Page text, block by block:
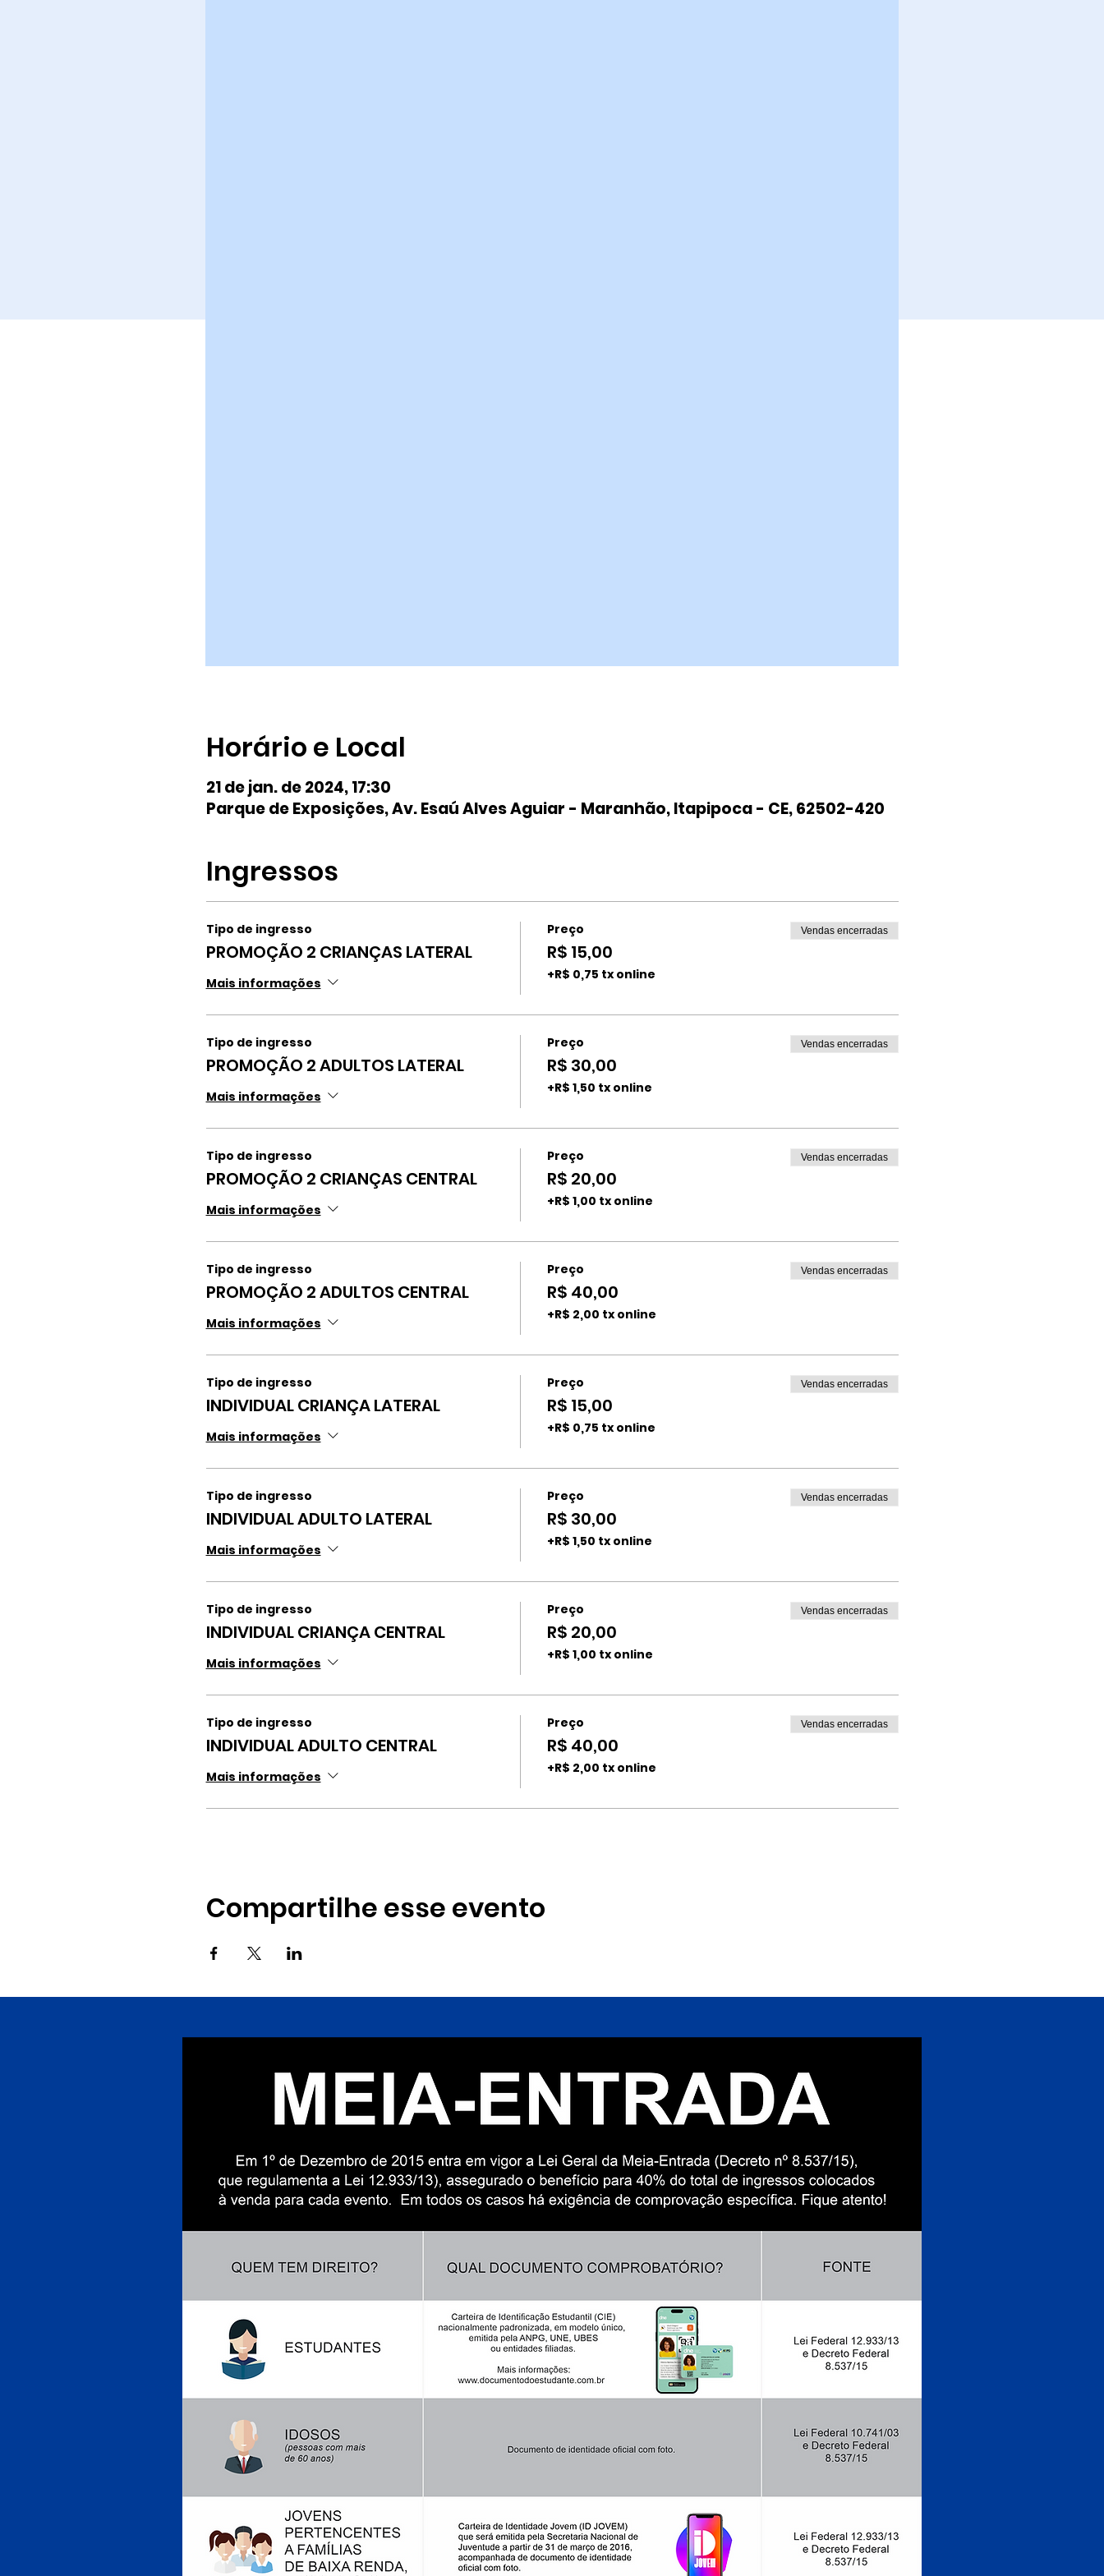
Horário e Local
21 de jan. de 2024, 17:30
Parque de Exposições, Av. Esaú Alves Aguiar - Maranhão, Itapipoca - CE, 62502-420
Ingressos
Tipo de ingresso
PROMOÇÃO 2 CRIANÇAS LATERAL
Mais informações
Preço
R$ 15,00
+R$ 0,75 tx online
Vendas encerradas
Tipo de ingresso
PROMOÇÃO 2 ADULTOS LATERAL
Mais informações
Preço
R$ 30,00
+R$ 1,50 tx online
Vendas encerradas
Tipo de ingresso
PROMOÇÃO 2 CRIANÇAS CENTRAL
Mais informações
Preço
R$ 20,00
+R$ 1,00 tx online
Vendas encerradas
Tipo de ingresso
PROMOÇÃO 2 ADULTOS CENTRAL
Mais informações
Preço
R$ 40,00
+R$ 2,00 tx online
Vendas encerradas
Tipo de ingresso
INDIVIDUAL CRIANÇA LATERAL
Mais informações
Preço
R$ 15,00
+R$ 0,75 tx online
Vendas encerradas
Tipo de ingresso
INDIVIDUAL ADULTO LATERAL
Mais informações
Preço
R$ 30,00
+R$ 1,50 tx online
Vendas encerradas
Tipo de ingresso
INDIVIDUAL CRIANÇA CENTRAL
Mais informações
Preço
R$ 20,00
+R$ 1,00 tx online
Vendas encerradas
Tipo de ingresso
INDIVIDUAL ADULTO CENTRAL
Mais informações
Preço
R$ 40,00
+R$ 2,00 tx online
Vendas encerradas
Compartilhe esse evento